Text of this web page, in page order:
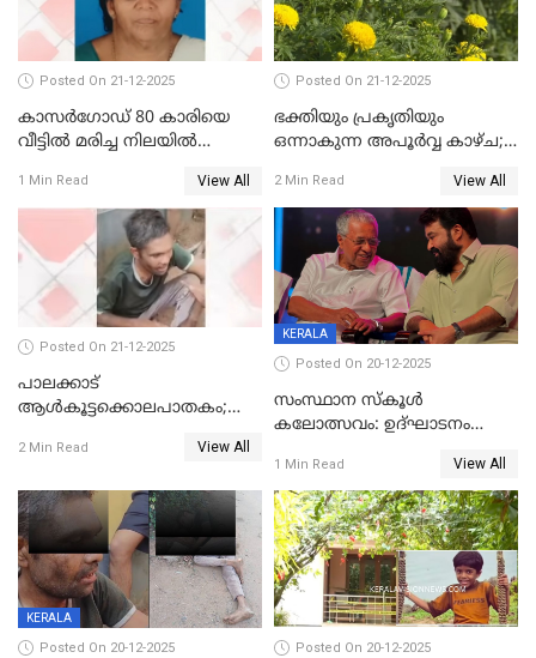
Posted On 21-12-2025
കാസർഗോഡ് 80 കാരിയെ
വീട്ടിൽ മരിച്ച നിലയിൽ
1 Min Read View All
Posted On 21-12-2025
ഭക്തിയും പ്രകൃതിയും
ഒന്നാകുന്ന അപൂര്‍വ്വ കാഴ്ച;
കാഴ്ചാനുഭവമൊരുക്കി
ശബരീ നന്ദനം
2 Min Read View All
Posted On 21-12-2025
പാലക്കാട്‌
ആൾകൂട്ടക്കൊലപാതകം;
ഊർജ്ജിതമാക്കിമാക്കി
2 Min Read View All
KERALA
Posted On 20-12-2025
സംസ്ഥാന സ്കൂൾ
കലോത്സവം: ഉദ്ഘാടനം
മുഖ്യാതിഥിയായി
മോഹൻലാൽ
1 Min Read View All
KERALA
Posted On 20-12-2025 Posted On 20-12-2025